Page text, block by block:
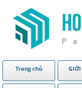
Trang chủ GIỚI